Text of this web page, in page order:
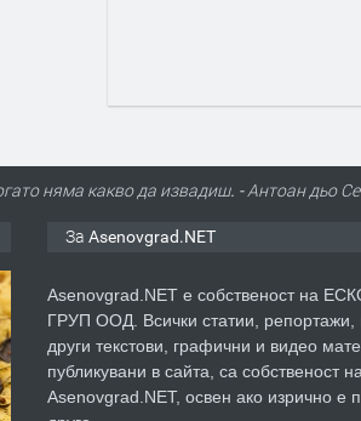
няма какво да извадиш. - Антоан дьо
За Asenovgrad.NET
Asenovgrad.NET е собственост на
ГРУП ООД. Всички статии, репортажи,
други текстови, графични и видео
публикувани в сайта, са собственост на
Asenovgrad.NET, освен ако изрично е